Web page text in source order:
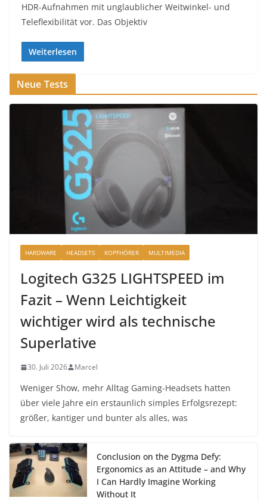
HDR-Aufnahmen mit unglaublicher Weitwinkel- und
Teleflexibilität vor. Das Objektiv
Weiterlesen
Neue Tests
HARDWARE HEADSETS KOPFHÖRER MULTIMEDIA
Logitech G325 LIGHTSPEED im
Fazit – Wenn Leichtigkeit
wichtiger wird als technische
Superlative
30. Juli 2026 Marcel
Weniger Show, mehr Alltag Gaming-Headsets hatten
über viele Jahre ein erstaunlich simples Erfolgsrezept:
größer, kantiger und bunter als alles, was
Conclusion on the Dygma Defy:
Ergonomics as an Attitude – and Why
I Can Hardly Imagine Working
Without It